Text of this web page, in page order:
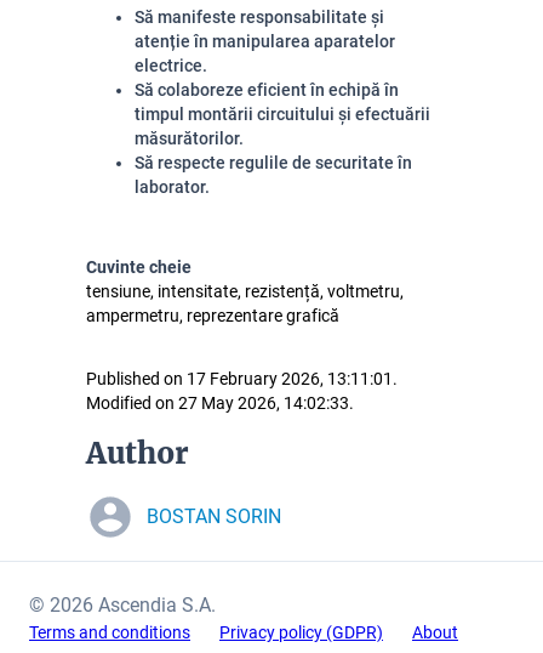
Să manifeste responsabilitate și
atenție în manipularea aparatelor
electrice.
Să colaboreze eficient în echipă în
timpul montării circuitului și efectuării
măsurătorilor.
Să respecte regulile de securitate în
laborator.
Cuvinte cheie
tensiune, intensitate, rezistență, voltmetru,
ampermetru, reprezentare grafică
Published on 17 February 2026, 13:11:01.
Modified on 27 May 2026, 14:02:33.
Author
BOSTAN SORIN
© 2026 Ascendia S.A.
Terms and conditions Privacy policy (GDPR) About